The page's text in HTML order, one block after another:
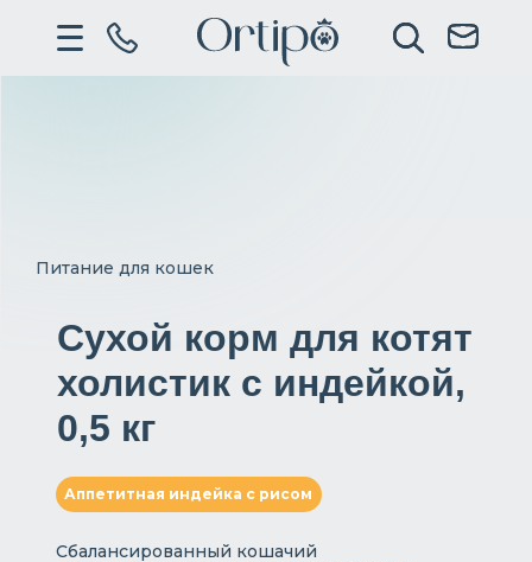
Питание для кошек
Сухой корм для котят
холистик с индейкой,
0,5 кг
Сбалансированный кошачий
Аппетитная индейка с рисом